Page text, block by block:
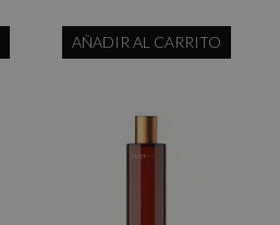
AÑADIR AL CARRITO